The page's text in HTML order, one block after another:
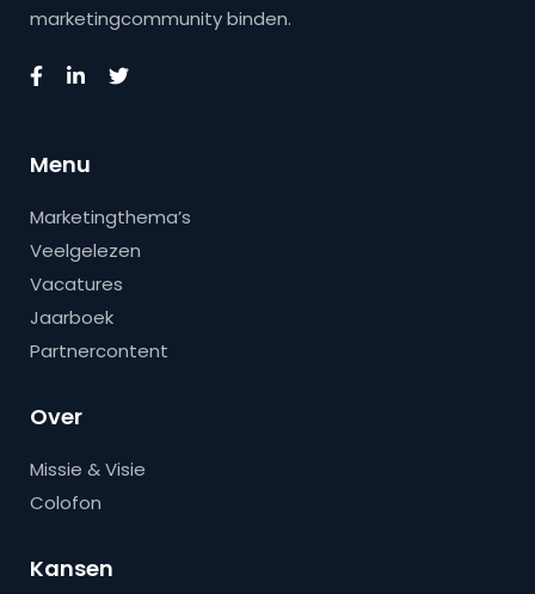
marketingcommunity binden.
Menu
Marketingthema’s
Veelgelezen
Vacatures
Jaarboek
Partnercontent
Over
Missie & Visie
Colofon
Kansen